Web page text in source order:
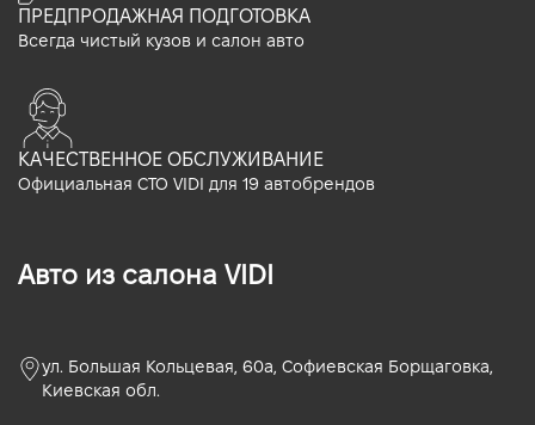
ПРЕДПРОДАЖНАЯ ПОДГОТОВКА
Всегда чистый кузов и салон авто
КАЧЕСТВЕННОЕ ОБСЛУЖИВАНИЕ
Официальная СТО VIDI для 19 автобрендов
Авто из салона VIDI
ул. Большая Кольцевая, 60а, Софиевская Борщаговка,
Киевская обл.